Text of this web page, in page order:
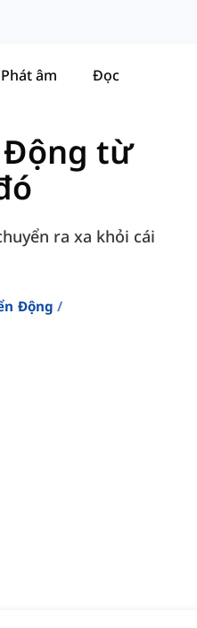
Phát âm Đọc
Động từ
ra xa khỏi cái
Động